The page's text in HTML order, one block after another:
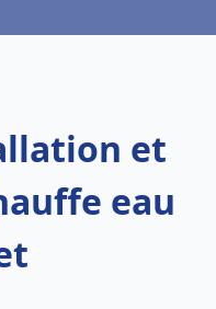
et
eau